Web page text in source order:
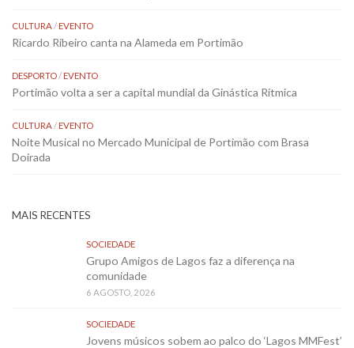
CULTURA/EVENTO
Ricardo Ribeiro canta na Alameda em Portimão
DESPORTO/EVENTO
Portimão volta a ser a capital mundial da Ginástica Rítmica
CULTURA/EVENTO
Noite Musical no Mercado Municipal de Portimão com Brasa
Doirada
MAIS RECENTES
SOCIEDADE
Grupo Amigos de Lagos faz a diferença na
comunidade
6 AGOSTO, 2026
SOCIEDADE
Jovens músicos sobem ao palco do ‘Lagos MMFest’